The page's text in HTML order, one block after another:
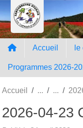
Accueil
Programmes 2026-
Accueil
2026-04-23
Panneau de gestion